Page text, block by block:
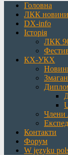
Головна
ЛКК новини
DX-info
Історія
ЛКК
КХ-УКХ
Члени
Контакти
Форум
W języku